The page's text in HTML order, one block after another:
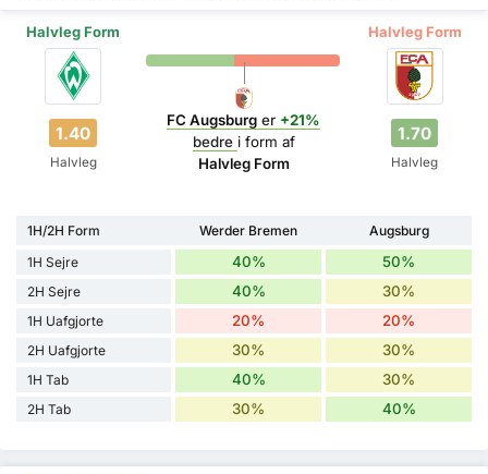
Halvleg Form Halvleg Form
1.40
Halvleg
FC Augsburg er +21%
bedre i form af
Halvleg Form
1.70
Halvleg
1H/2H Form Werder Bremen
Augsburg
1H Sejre
40% 50%
2H Sejre 40% 30%
1H Uafgjorte 20% 20%
2H Uafgjorte 30% 30%
1H Tab 40% 30%
2H Tab 30% 40%